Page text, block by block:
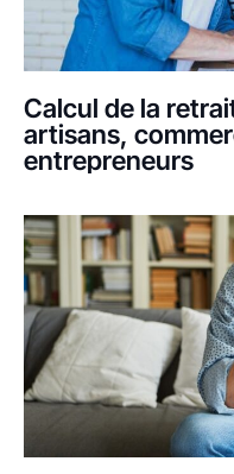
Calcul de la
artisans,
entrepreneurs